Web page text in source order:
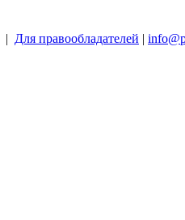
| Для правообладателей |